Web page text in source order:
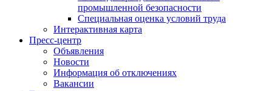
промышленной безопасности
Специальная оценка условий труда
Интерактивная карта
Пресс-центр
Объявления
Новости
Информация об отключениях
Вакансии